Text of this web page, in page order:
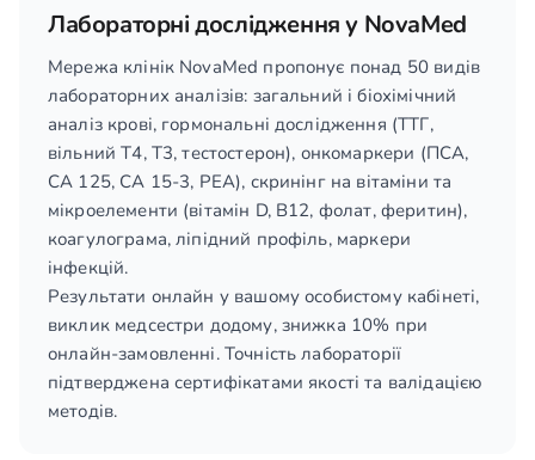
Лабораторні дослідження у NovaMed
Мережа клінік NovaMed пропонує понад 50 видів
лабораторних аналізів: загальний і біохімічний
аналіз крові, гормональні дослідження (ТТГ,
вільний T4, T3, тестостерон), онкомаркери (ПСА,
СА 125, СА 15-3, РЕА), скринінг на вітаміни та
мікроелементи (вітамін D, B12, фолат, феритин),
коагулограма, ліпідний профіль, маркери
інфекцій.
Результати онлайн у вашому особистому кабінеті,
виклик медсестри додому, знижка 10% при
онлайн-замовленні. Точність лабораторії
підтверджена сертифікатами якості та валідацією
методів.